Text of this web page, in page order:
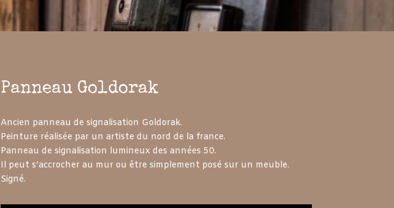
Panneau Goldorak
Ancien panneau de signalisation Goldorak.
Peinture réalisée par un artiste du nord de la france.
Panneau de signalisation lumineux des années 50.
Il peut s’accrocher au mur ou être simplement posé sur un meuble.
Signé.